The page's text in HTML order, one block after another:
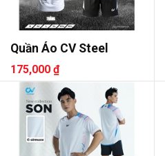
Quần Áo CV Steel
175,000 ₫